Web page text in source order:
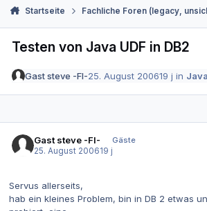
Startseite Fachliche Foren (legacy,
Testen von Java UDF in DB2
Gast steve -FI-25. August 200619 j in Java
Gast steve -FI-
Gäste
25. August 200619 j
Servus allerseits,
hab ein kleines Problem, bin in DB 2 etwas